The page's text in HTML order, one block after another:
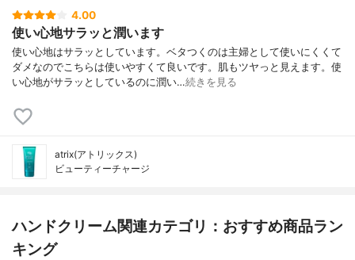
4.00
使い心地サラッと潤います
使い心地はサラッとしています。ベタつくのは主婦として使いにくくて
ダメなのでこちらは使いやすくて良いです。肌もツヤっと見えます。使
い心地がサラッとしているのに潤い…続きを見る
atrix(アトリックス)
ビューティーチャージ
ハンドクリーム関連カテゴリ：おすすめ商品ラン
キング